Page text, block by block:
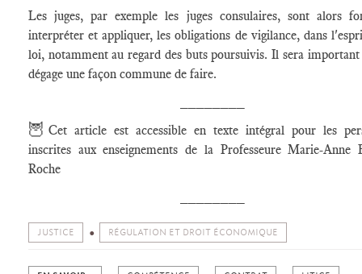
Les juges, par exemple les juges consulaires, sont alors
interpréter et appliquer, les obligations de vigilance, dans
loi, notamment au regard des buts poursuivis. Il sera important
dégage une façon commune de faire.
🦉 Cet article est accessible en texte intégral pour les
inscrites aux enseignements de la Professeure Marie-Anne
Roche
JUSTICE RÉGULATION ET DROIT ÉCONOMIQUE